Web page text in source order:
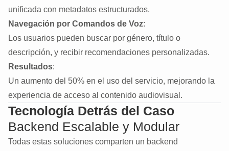
unificada con metadatos estructurados.
Navegación por Comandos de Voz:
Los usuarios pueden buscar por género, título o
descripción, y recibir recomendaciones personalizadas.
Resultados:
Un aumento del 50% en el uso del servicio, mejorando la
experiencia de acceso al contenido audiovisual.
Tecnología Detrás del Caso
Backend Escalable y Modular
Todas estas soluciones comparten un backend